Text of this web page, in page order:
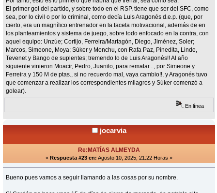
El primer gol del partido, y sobre todo en el RSP, tiene que ser del SFC, como
sea, por lo civil o por lo criminal, como decía Luis Aragonés d.e.p. (que, por
cierto, era un magnífico entrenador en la faceta motivacional, además de en
los planteamientos y sistema de juego, sobre todo enfocado en la contra, con
aquel equipo: Unzúe; Cortijo, Ferreira/Martagón, Diego, Jiménez, Soler;
Marcos, Simeone, Moya; Súker y Monchu, con Rafa Paz, Pinedita, Linde,
Tevenet y Bango de suplentes; tremendo lo de Luis Aragonés!! Al año
siguiente vinieron Moacir, Pedro, Juanito, para rematar..., por Simeone y
Ferreira y 150 M de ptas., si no recuerdo mal, vaya cambio!!, y Aragonés tuvo
que comenzar a realizar los correspondientes milagros y Súker comenzó a
golear).
En línea
jocarvia
Re:MATÍAS ALMEYDA
« Respuesta #23 en: Agosto 10, 2025, 21:22 Horas »
Bueno pues vamos a seguir llamando a las cosas por su nombre.